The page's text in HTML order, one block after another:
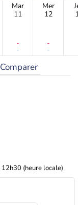
Mar
11
-
-
Mer
12
-
-
Comparer
12h30 (heure locale)